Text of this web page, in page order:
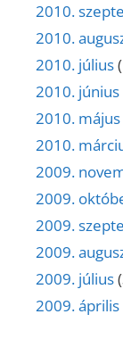
2010.
2010.
2010. július
2010. június
2010. május
2010.
2009.
2009.
2009.
2009.
2009. július
2009. április